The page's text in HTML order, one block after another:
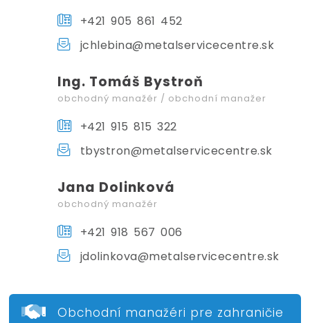
+421 905 861 452
jchlebina@metalservicecentre.sk
Ing. Tomáš Bystroň
obchodný manažér / obchodní manažer
+421 915 815 322
tbystron@metalservicecentre.sk
Jana Dolinková
obchodný manažér
+421 918 567 006
jdolinkova@metalservicecentre.sk
Obchodní manažéri pre zahraničie